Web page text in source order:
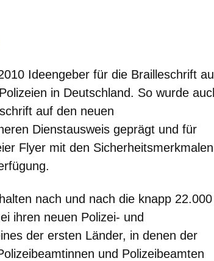
Ideengeber für die Brailleschrift
in Deutschland. So wurde
auf den neuen
Dienstausweis geprägt und für
Flyer mit den Sicherheitsmerkmalen
nach und nach die knapp 22.000
ihren neuen Polizei- und
der ersten Länder, in denen der
und Polizeibeamten